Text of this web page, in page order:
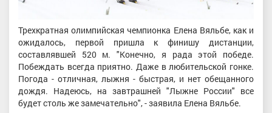
Трехкратная олимпийская чемпионка Елена Вяльбе, как и
ожидалось, первой пришла к финишу дистанции,
составлявшей 520 м. "Конечно, я рада этой победе.
Побеждать всегда приятно. Даже в любительской гонке.
Погода - отличная, лыжня - быстрая, и нет обещанного
дождя. Надеюсь, на завтрашней "Лыжне России" все
будет столь же замечательно", - заявила Елена Вяльбе.